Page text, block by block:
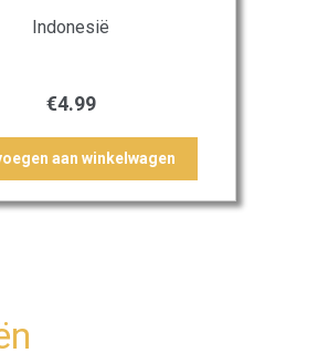
Indonesië
€4.99
aan winkelwagen